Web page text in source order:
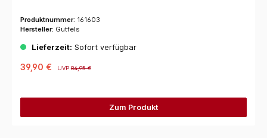
Produktnummer: 161603
Hersteller: Gutfels
Lieferzeit: Sofort verfügbar
39,90 € UVP84,95 €
Zum Produkt